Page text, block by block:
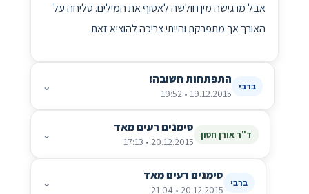
אבל מרגישה מין חולשה לאסוף את המילים. סליחה על
האורך אך מתפרקת והייתי צריכה להוציא זאת.
ברבי התפתחות חשובה!
19.12.2015 • 19:52
⌄
ד"ר אורן חסון סימנים רעים מאד
20.12.2015 • 17:13
⌄
ברבי סימנים רעים מאד
20.12.2015 • 21:04
⌄